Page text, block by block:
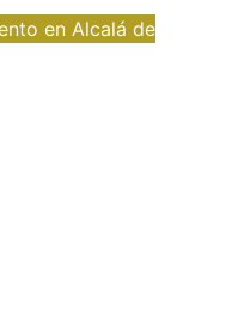
en Alcalá de